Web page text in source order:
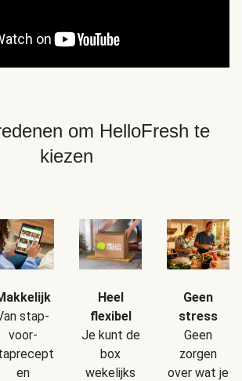
om HelloFresh te
kiezen
stap-
voor-
en
Heel
flexibel
Je kunt de
box
wekelijks
Geen
stress
Geen
zorgen
over wat je